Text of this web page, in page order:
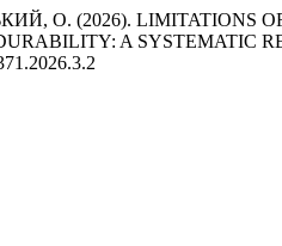
О. (2026). LIMITATIONS OF
A SYSTEMATIC